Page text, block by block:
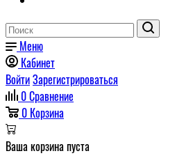
Меню
Кабинет
ВойтиЗарегистрироваться
0Сравнение
0 Корзина
Ваша корзина пуста